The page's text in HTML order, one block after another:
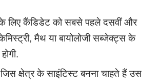
के लिए कैंडिडेट को सबसे पहले दसवीं और
मैथ या बायोलोजी सब्जेक्ट्स के
क्षेत्र के साइंटिस्ट बनना चाहते हैं उस